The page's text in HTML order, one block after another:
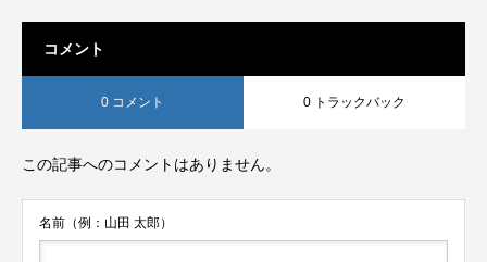
コメント
0 コメント 0 トラックバック
この記事へのコメントはありません。
名前（例：山田 太郎）